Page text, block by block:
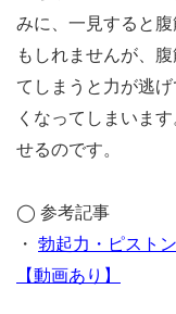
みに、一見すると
もしれませんが、
てしまうと力が逃
くなってしまいま
せるのです。
◯ 参考記事
・ 勃起力・ピスト
【動画あり】